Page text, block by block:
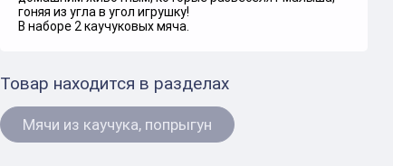
гоняя из угла в угол игрушку!
В наборе 2 каучуковых мяча.
Товар находится в разделах
Мячи из каучука, попрыгун